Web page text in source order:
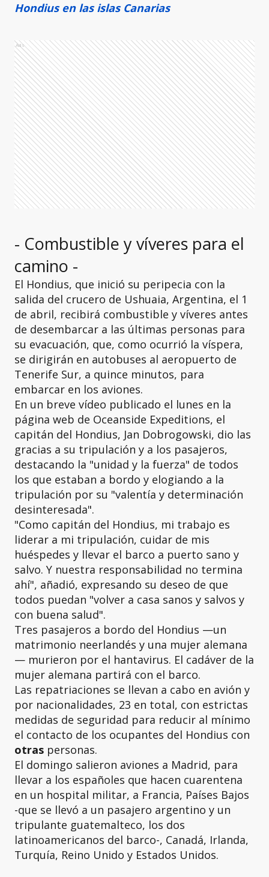
Hondius en las islas Canarias
Ads
- Combustible y víveres para el
camino -
El Hondius, que inició su peripecia con la
salida del crucero de Ushuaia, Argentina, el 1
de abril, recibirá combustible y víveres antes
de desembarcar a las últimas personas para
su evacuación, que, como ocurrió la víspera,
se dirigirán en autobuses al aeropuerto de
Tenerife Sur, a quince minutos, para
embarcar en los aviones.
En un breve vídeo publicado el lunes en la
página web de Oceanside Expeditions, el
capitán del Hondius, Jan Dobrogowski, dio las
gracias a su tripulación y a los pasajeros,
destacando la "unidad y la fuerza" de todos
los que estaban a bordo y elogiando a la
tripulación por su "valentía y determinación
desinteresada".
"Como capitán del Hondius, mi trabajo es
liderar a mi tripulación, cuidar de mis
huéspedes y llevar el barco a puerto sano y
salvo. Y nuestra responsabilidad no termina
ahí", añadió, expresando su deseo de que
todos puedan "volver a casa sanos y salvos y
con buena salud".
Tres pasajeros a bordo del Hondius —un
matrimonio neerlandés y una mujer alemana
— murieron por el hantavirus. El cadáver de la
mujer alemana partirá con el barco.
Las repatriaciones se llevan a cabo en avión y
por nacionalidades, 23 en total, con estrictas
medidas de seguridad para reducir al mínimo
el contacto de los ocupantes del Hondius con
otras personas.
El domingo salieron aviones a Madrid, para
llevar a los españoles que hacen cuarentena
en un hospital militar, a Francia, Países Bajos
-que se llevó a un pasajero argentino y un
tripulante guatemalteco, los dos
latinoamericanos del barco-, Canadá, Irlanda,
Turquía, Reino Unido y Estados Unidos.